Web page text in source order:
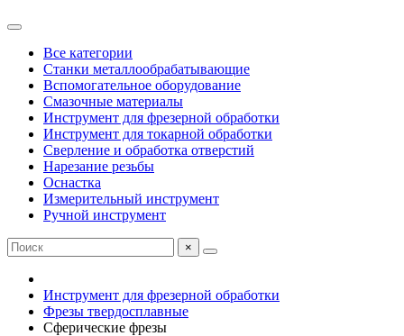
Все категории
Станки металлообрабатывающие
Вспомогательное оборудование
Смазочные материалы
Инструмент для фрезерной обработки
Инструмент для токарной обработки
Сверление и обработка отверстий
Нарезание резьбы
Оснастка
Измерительный инструмент
Ручной инструмент
×
Инструмент для фрезерной обработки
Фрезы твердосплавные
Сферические фрезы